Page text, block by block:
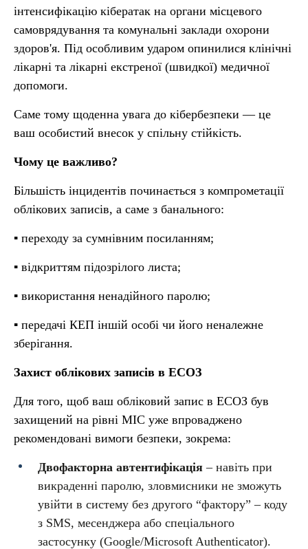
інтенсифікацію кібератак на органи місцевого
самоврядування та комунальні заклади охорони
здоров'я. Під особливим ударом опинилися клінічні
лікарні та лікарні екстреної (швидкої) медичної
допомоги.
Саме тому щоденна увага до кібербезпеки — це
ваш особистий внесок у спільну стійкість.
Чому це важливо?
Більшість інцидентів починається з компрометації
облікових записів, а саме з банального:
▪️ переходу за сумнівним посиланням;
▪️ відкриттям підозрілого листа;
▪️ використання ненадійного паролю;
▪️ передачі КЕП іншій особі чи його неналежне
зберігання.
Захист облікових записів в ЕСОЗ
Для того, щоб ваш обліковий запис в ЕСОЗ був
захищений на рівні МІС уже впроваджено
рекомендовані вимоги безпеки, зокрема:
Двофакторна автентифікація – навіть при
викраденні паролю, зловмисники не зможуть
увійти в систему без другого “фактору” – коду
з SMS, месенджера або спеціального
застосунку (Google/Microsoft Authenticator).